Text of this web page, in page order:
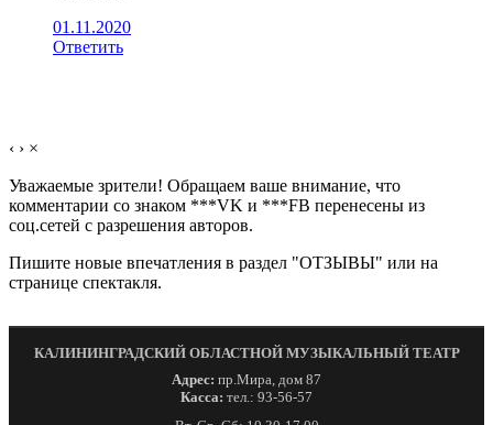
01.11.2020
Ответить
‹ › ×
Уважаемые зрители! Обращаем ваше внимание, что
комментарии со знаком ***VK и ***FB перенесены из
соц.сетей с разрешения авторов.
Пишите новые впечатления в раздел "ОТЗЫВЫ" или на
странице спектакля.
КАЛИНИНГРАДСКИЙ ОБЛАСТНОЙ МУЗЫКАЛЬНЫЙ ТЕАТР
Адрес: пр.Мира, дом 87
Касса: тел.: 93-56-57